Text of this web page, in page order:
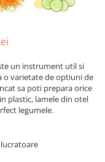
un instrument util si
o varietate de optiuni de
sa poti prepara orice
plastic, lamele din otel
legumele.
lucratoare